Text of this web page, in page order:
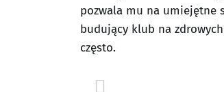
pozwala mu na umiejętne
budujący klub na
często.